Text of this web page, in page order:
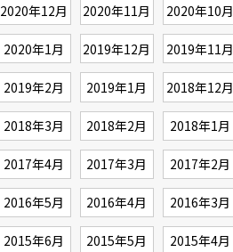
2020年12月 2020年11月 2020年10月
2020年1月 2019年12月 2019年11月
2019年2月 2019年1月 2018年12月
2018年3月 2018年2月 2018年1月
2017年4月 2017年3月 2017年2月
2016年5月 2016年4月 2016年3月
2015年6月 2015年5月 2015年4月